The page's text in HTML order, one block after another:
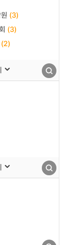
(3)
(3)
(2)